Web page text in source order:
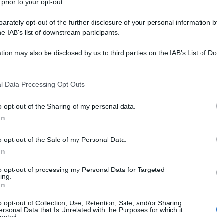
to your opt-out.
opt-out of the further disclosure of your personal information
IAB’s list of downstream participants.
may also be disclosed by us to third parties on the IAB’s List of
including but not limited to your visit or usage behaviour. You may click
to Google and its third-party tags to use your data for below specified
consent section.
Data Processing Opt Outs
opt-out of the Sharing of my personal data.
opt-out of the Sale of my Personal Data.
opt-out of processing my Personal Data for Targeted
opt-out of Collection, Use, Retention, Sale, and/or Sharing
Data that Is Unrelated with the Purposes for which it
Stati Uniti e volete vivere delle esperienze
considerazione l’idea di fare un salto nelle
La
del